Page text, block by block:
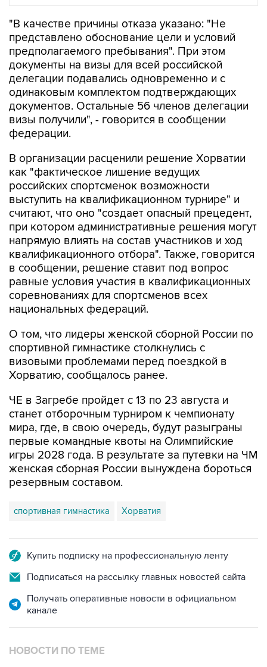
"В качестве причины отказа указано: "Не
представлено обоснование цели и условий
предполагаемого пребывания". При этом
документы на визы для всей российской
делегации подавались одновременно и с
одинаковым комплектом подтверждающих
документов. Остальные 56 членов делегации
визы получили", - говорится в сообщении
федерации.
В организации расценили решение Хорватии
как "фактическое лишение ведущих
российских спортсменок возможности
выступить на квалификационном турнире" и
считают, что оно "создает опасный прецедент,
при котором административные решения могут
напрямую влиять на состав участников и ход
квалификационного отбора". Также, говорится
в сообщении, решение ставит под вопрос
равные условия участия в квалификационных
соревнованиях для спортсменов всех
национальных федераций.
О том, что лидеры женской сборной России по
спортивной гимнастике столкнулись с
визовыми проблемами перед поездкой в
Хорватию, сообщалось ранее.
ЧЕ в Загребе пройдет с 13 по 23 августа и
станет отборочным турниром к чемпионату
мира, где, в свою очередь, будут разыграны
первые командные квоты на Олимпийские
игры 2028 года. В результате за путевки на ЧМ
женская сборная России вынуждена бороться
резервным составом.
спортивная гимнастика Хорватия
Купить подписку на профессиональную ленту
Подписаться на рассылку главных новостей сайта
Получать оперативные новости в официальном
канале
НОВОСТИ ПО ТЕМЕ